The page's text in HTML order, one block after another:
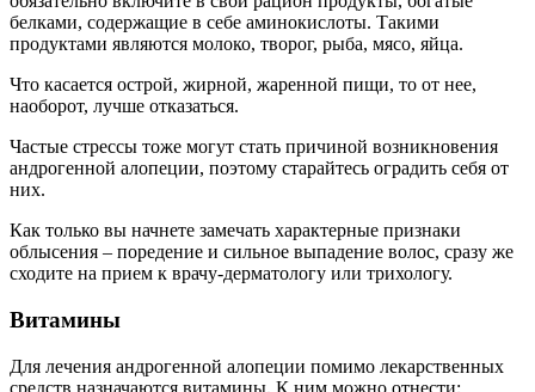
белками, содержащие в себе аминокислоты. Такими
продуктами являются молоко, творог, рыба, мясо, яйца.
Что касается острой, жирной, жаренной пищи, то от нее,
наоборот, лучше отказаться.
Частые стрессы тоже могут стать причиной возникновения
андрогенной алопеции, поэтому старайтесь оградить себя от
них.
Как только вы начнете замечать характерные признаки
облысения – поредение и сильное выпадение волос, сразу же
сходите на прием к врачу-дерматологу или трихологу.
Витамины
Для лечения андрогенной алопеции помимо лекарственных
средств назначаются витамины. К ним можно отнести: